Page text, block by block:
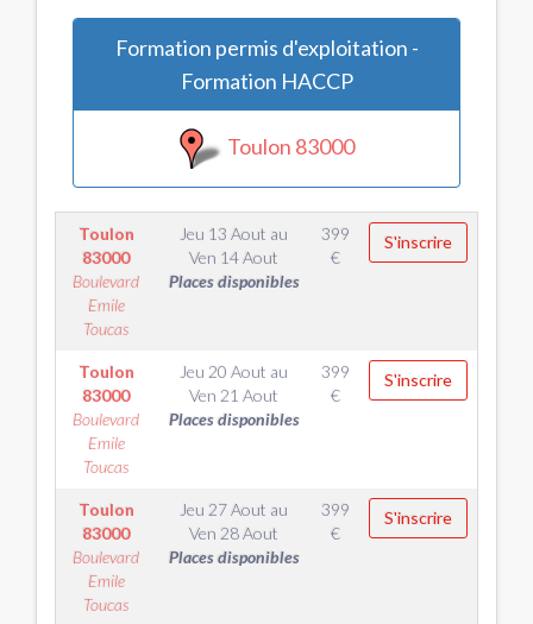
Formation permis d'exploitation -
Formation HACCP
Toulon 83000
Toulon
83000
Boulevard
Emile
Toucas
Jeu 13 Aout au
Ven 14 Aout
Places disponibles
399
€
S'inscrire
Toulon
83000
Boulevard
Emile
Toucas
Jeu 20 Aout au
Ven 21 Aout
Places disponibles
399
€
S'inscrire
Toulon
83000
Boulevard
Emile
Toucas
Jeu 27 Aout au
Ven 28 Aout
Places disponibles
399
€
S'inscrire